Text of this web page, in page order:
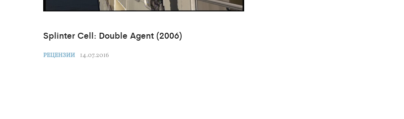
Splinter Cell: Double Agent (2006)
РЕЦЕНЗИИ 14.07.2016